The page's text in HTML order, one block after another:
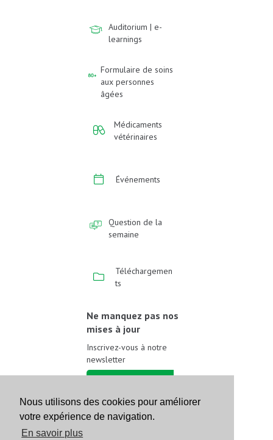
Nous utilisons des cookies pour améliorer
votre expérience de navigation.
En savoir plus
Auditorium | e-
learnings
Formulaire de soins
aux personnes
âgées
Médicaments
vétérinaires
Événements
Question de la
semaine
Téléchargemen
ts
Ne manquez pas nos
mises à jour
Inscrivez-vous à notre
newsletter
Suivez-nous sur les